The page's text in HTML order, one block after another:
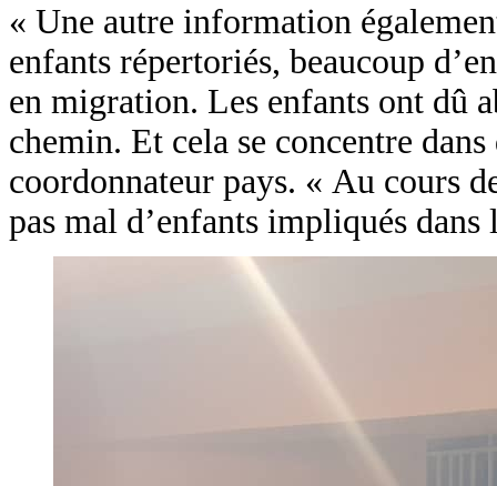
« Une autre information
enfants répertoriés, beaucoup
en migration. Les enfants ont dû
chemin. Et cela se concentre
coordonnateur pays. « Au cours
pas mal d’enfants impliqués